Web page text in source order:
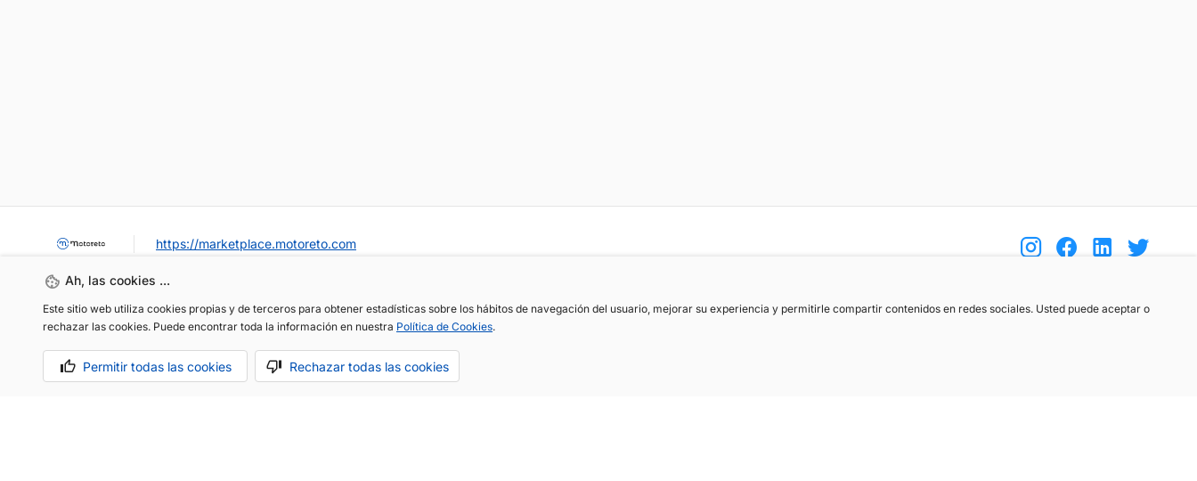
Ah, las cookies ...
Este sitio web utiliza cookies propias y de terceros para obtener estadísticas sobre los hábitos de navegación del usuario, mejorar su experiencia y permitirle compartir contenidos en redes sociales. Usted puede aceptar o
rechazar las cookies. Puede encontrar toda la información en nuestra Política de Cookies.
Permitir todas las cookies Rechazar todas las cookies
https://marketplace.motoreto.com